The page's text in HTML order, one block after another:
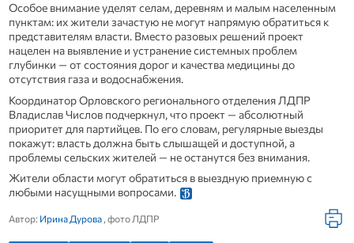
Особое внимание уделят селам, деревням и малым населенным
пунктам: их жители зачастую не могут напрямую обратиться к
представителям власти. Вместо разовых решений проект
нацелен на выявление и устранение системных проблем
глубинки — от состояния дорог и качества медицины до
отсутствия газа и водоснабжения.
Координатор Орловского регионального отделения ЛДПР
Владислав Числов подчеркнул, что проект — абсолютный
приоритет для партийцев. По его словам, регулярные выезды
покажут: власть должна быть слышащей и доступной, а
проблемы сельских жителей — не останутся без внимания.
Жители области могут обратиться в выездную приемную с
любыми насущными вопросами.
Автор: Ирина Дурова, фото ЛДПР